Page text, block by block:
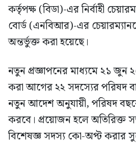
কর্তৃপক্ষ (বিডা)-এর নির্বাহী
বোর্ড (এনবিআর)-এর
অন্তর্ভুক্ত করা হয়েছে।
নতুন প্রজ্ঞাপনের মাধ্যমে ২১ জুন
করা আগের ২২ সদস্যের পরিষদ
নতুন আদেশ অনুযায়ী, পরিষদ
করবে। প্রয়োজন হলে
বিশেষজ্ঞ সদস্য কো-অপ্ট করার